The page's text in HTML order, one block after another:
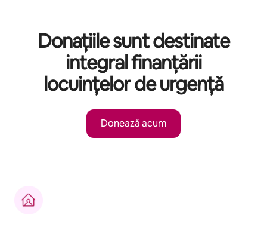
Donațiile sunt destinate
integral finanțării
locuințelor de urgență
Donează acum